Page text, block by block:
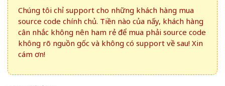
Chúng tôi chỉ support cho những khách hàng mua
source code chính chủ. Tiền nào của nấy, khách hàng
cân nhắc không nên ham rẻ để mua phải source code
không rõ nguồn gốc và không có support về sau! Xin
cám ơn!